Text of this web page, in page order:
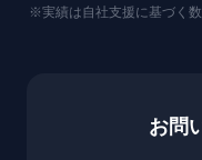
※実績は自社支援に基づく
お問